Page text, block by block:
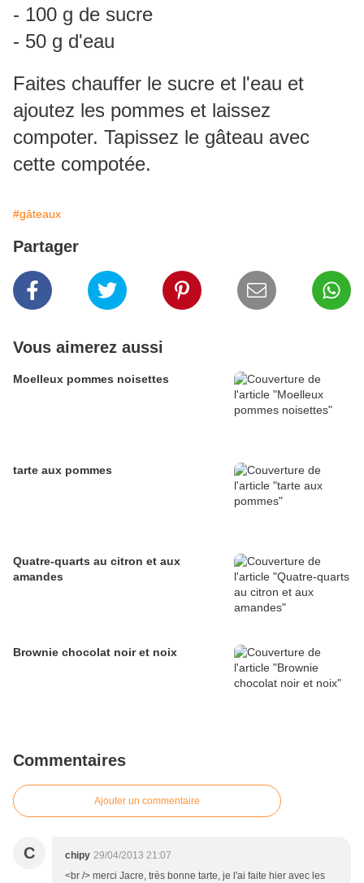
- 100 g de sucre
- 50 g d'eau
Faites chauffer le sucre et l'eau et
ajoutez les pommes et laissez
compoter. Tapissez le gâteau avec
cette compotée.
#gâteaux
Partager
Vous aimerez aussi
Moelleux pommes noisettes
tarte aux pommes
Quatre-quarts au citron et aux
amandes
Brownie chocolat noir et noix
Commentaires
Ajouter un commentaire
C chipy 29/04/2013 21:07
<br /> merci Jacre, très bonne tarte, je l'ai faite hier avec les